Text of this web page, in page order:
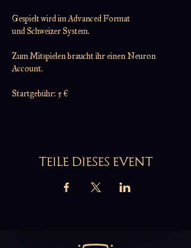
Gespielt wird im Advanced Format
und Schweizer System.
Zum Mitspielen braucht ihr einen Neuron
Account.
Startgebühr: 5 €
TEILE DIESES EVENT